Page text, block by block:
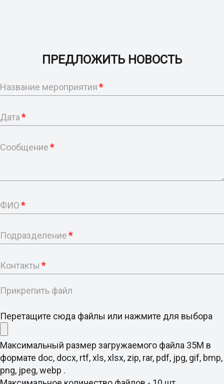
ПРЕДЛОЖИТЬ НОВОСТЬ
Название мероприятия*
Дата*
Сообщение*
ФИО*
Подразделение*
Контакты *
Прикрепить файл
Перетащите сюда файлы или нажмите для выбора
Максимальный размер загружаемого файла 35M в
формате doc, docx, rtf, xls, xlsx, zip, rar, pdf, jpg, gif, bmp,
png, jpeg, webp .